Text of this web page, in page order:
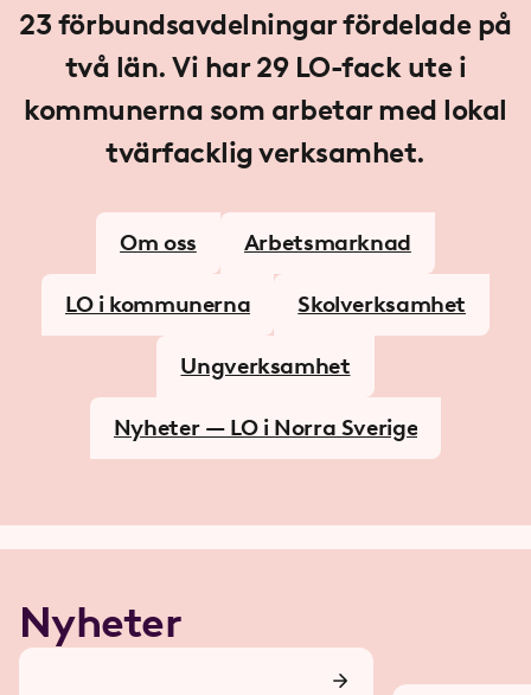
23 förbundsavdelningar fördelade på
två län. Vi har29LO-fack ute i
kommunerna som arbetar med lokal
tvärfacklig verksamhet.
Om oss Arbetsmarknad
LO i kommunerna Skolverksamhet
Ungverksamhet
Nyheter — LO i Norra Sverige
Nyheter